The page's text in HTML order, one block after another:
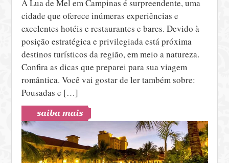
A Lua de Mel em Campinas é surpreendente, uma
cidade que oferece inúmeras experiências e
excelentes hotéis e restaurantes e bares. Devido à
posição estratégica e privilegiada está próxima
destinos turísticos da região, em meio a natureza.
Confira as dicas que preparei para sua viagem
romântica. Você vai gostar de ler também sobre:
Pousadas e […]